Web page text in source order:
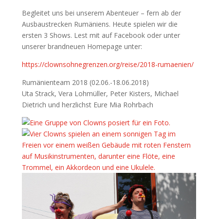
Begleitet uns bei unserem Abenteuer – fern ab der
Ausbaustrecken Rumäniens. Heute spielen wir die
ersten 3 Shows. Lest mit auf Facebook oder unter
unserer brandneuen Homepage unter:
https://clownsohnegrenzen.org/reise/2018-rumaenien/
Rumänienteam 2018 (02.06.-18.06.2018)
Uta Strack, Vera Lohmüller, Peter Kisters, Michael
Dietrich und herzlichst Eure Mia Rohrbach